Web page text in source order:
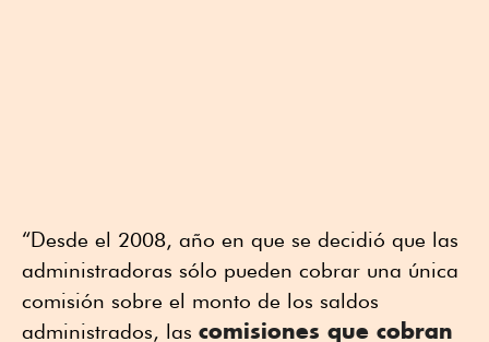
“Desde el 2008, año en que se decidió que las
administradoras sólo pueden cobrar una única
comisión sobre el monto de los saldos
administrados, las comisiones que cobran